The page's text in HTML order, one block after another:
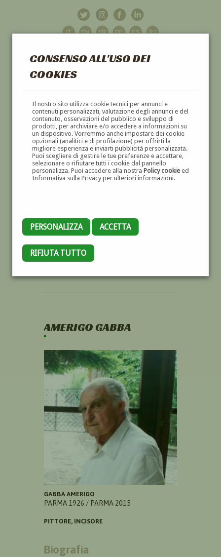
CONSENSO ALL'USO DEI
COOKIES
Il nostro sito utilizza cookie tecnici per annunci e
contenuti personalizzati, valutazione degli annunci e del
contenuto, osservazioni del pubblico e sviluppo di
prodotti, per archiviare e/o accedere a informazioni su
un dispositivo. Vorremmo anche impostare dei cookie
opzionali (analitici e di profilazione) per offrirti la
migliore esperienza e inviarti pubblicità personalizzata.
Puoi scegliere di gestire le tue preferenze e accettare,
selezionare o rifiutare tutti i cookie dal pannello
personalizza. Puoi accedere alla nostra Policy cookieed
Informativa sulla Privacy per ulteriori informazioni.
PERSONALIZZA ACCETTA
RIFIUTA TUTTO
GALLERIAD'ARTE
DIPINTI E SCULTURE '800 E '900
AMERIGO GABBA
GABBA AMERIGO
PARMA 1926 / PARMA 2015
PITTORE, INCISORE
Biografia